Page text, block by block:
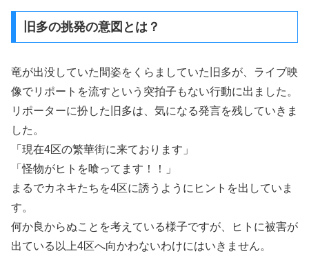
旧多の挑発の意図とは？
竜が出没していた間姿をくらましていた旧多が、ライブ映
像でリポートを流すという突拍子もない行動に出ました。
リポーターに扮した旧多は、気になる発言を残していきま
した。
「現在4区の繁華街に来ております」
「怪物がヒトを喰ってます！！」
まるでカネキたちを4区に誘うようにヒントを出していま
す。
何か良からぬことを考えている様子ですが、ヒトに被害が
出ている以上4区へ向かわないわけにはいきません。